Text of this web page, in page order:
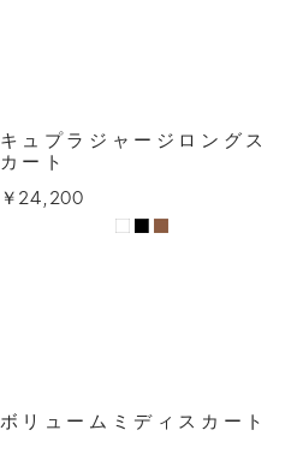
キュプラジャージロングス
カート
￥24,200
ボリュームミディスカート